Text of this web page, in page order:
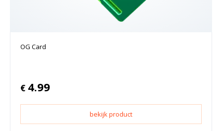
OG Card
€ 4.99
bekijk product